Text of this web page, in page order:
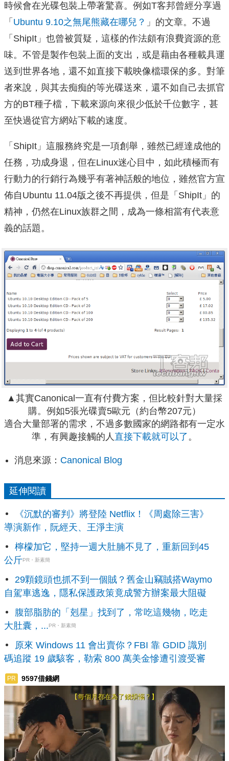
時候會在光碟包裝上帶著驚喜。例如T客邦曾經分享過
「 Ubuntu 9.10之無尾熊藏在哪兒？ 」的文章。不過
「ShipIt」也曾被質疑，這樣的作法頗有浪費資源的意
味。不管是製作包裝上面的支出，或是藉由各種載具運
送到世界各地，還不如直接下載映像檔環保的多。對筆
者來說，與其去痴痴的等光碟送來，還不如自己去抓官
方的BT種子檔，下載來源向來很少低於千位數字，甚
至快過從官方網站下載的速度。
「ShipIt」這服務終究是一項創舉，雖然已經達成他的
任務，功成身退，但在Linux迷心目中，如此積極而有
行動力的行銷行為幾乎有著神話般的地位，雖然官方宣
佈自Ubuntu 11.04版之後不再提供，但是「ShipIt」的
精神，仍然在Linux族群之間，成為一條相當有代表意
義的話題。
▲其實Canonical一直有付費方案，但比較針對大量採
購。例如5張光碟賣5歐元（約台幣207元）
適合大量部署的需求，不過多數國家的網路都有一定水
準，有興趣接觸的人 直接下載就可以了 。
消息來源： Canonical Blog
延伸閱讀
《沉默的審判》將登陸 Netflix！《周處除三害》
導演新作，阮經天、王淨主演
檸檬加它，堅持一週大肚腩不見了，重新回到45
公斤PR・新素簡
29顆鏡頭也抓不到一個賊？舊金山竊賊搭Waymo
自駕車逃逸，隱私保護政策竟成警方辦案最大阻礙
腹部脂肪的「剋星」找到了，常吃這幾物，吃走
大肚囊，...PR・新素簡
原來 Windows 11 會出賣你？FBI 靠 GDID 識別
碼追蹤 19 歲駭客，勒索 800 萬美金慘遭引渡受審
PR 9597借錢網